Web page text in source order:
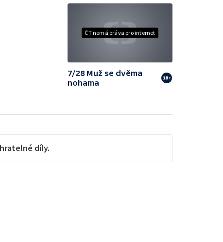
ČT nemá práva pro internet
7/28 Muž se dvěma
nohama
díly.